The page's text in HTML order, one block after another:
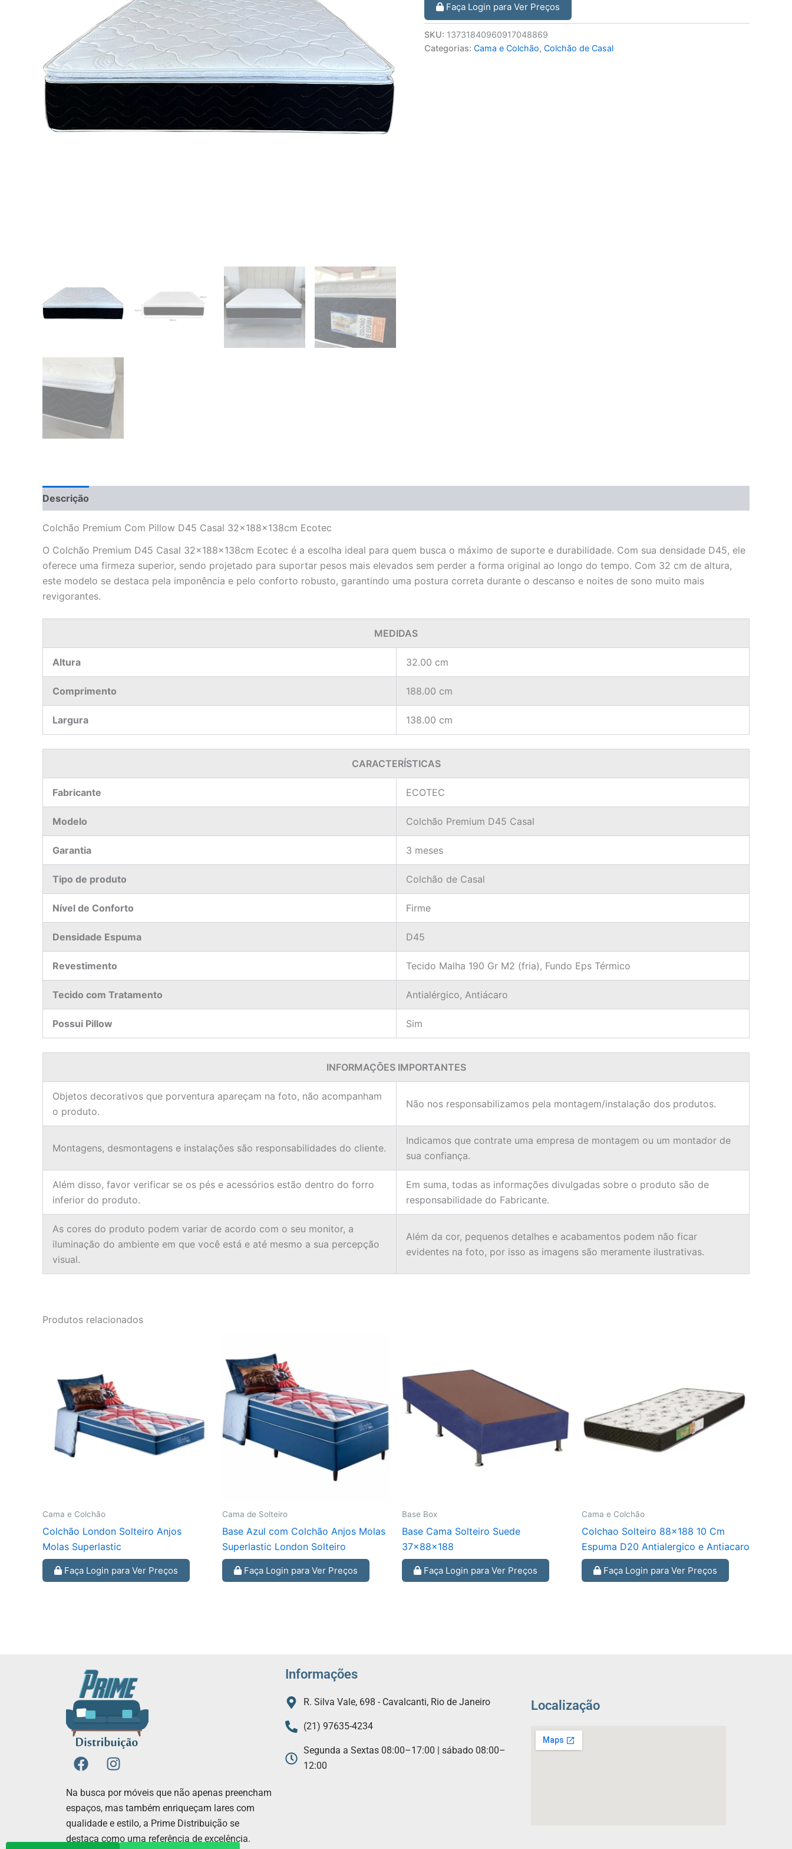
Faça Login para Ver Preços
SKU: 13731840960917048869
Categorias: Cama e Colchão, Colchão de Casal
Descrição
Colchão Premium Com Pillow D45 Casal 32x188x138cm Ecotec
O Colchão Premium D45 Casal 32x188x138cm Ecotec é a escolha ideal para quem busca o máximo de suporte e durabilidade. Com sua densidade D45, ele
oferece uma firmeza superior, sendo projetado para suportar pesos mais elevados sem perder a forma original ao longo do tempo. Com 32 cm de altura,
este modelo se destaca pela imponência e pelo conforto robusto, garantindo uma postura correta durante o descanso e noites de sono muito mais
revigorantes.
MEDIDAS
Altura 32.00 cm
Comprimento 188.00 cm
Largura 138.00 cm
CARACTERÍSTICAS
Fabricante ECOTEC
Modelo Colchão Premium D45 Casal
Garantia 3 meses
Tipo de produto Colchão de Casal
Nível de Conforto Firme
Densidade Espuma D45
Revestimento Tecido Malha 190 Gr M2 (fria), Fundo Eps Térmico
Tecido com Tratamento Antialérgico, Antiácaro
Possui Pillow Sim
INFORMAÇÕES IMPORTANTES
Objetos decorativos que porventura apareçam na foto, não acompanham
o produto.
Não nos responsabilizamos pela montagem/instalação dos produtos.
Montagens, desmontagens e instalações são responsabilidades do cliente.
Indicamos que contrate uma empresa de montagem ou um montador de
sua confiança.
Além disso, favor verificar se os pés e acessórios estão dentro do forro
inferior do produto.
Em suma, todas as informações divulgadas sobre o produto são de
responsabilidade do Fabricante.
As cores do produto podem variar de acordo com o seu monitor, a
iluminação do ambiente em que você está e até mesmo a sua percepção
visual.
Além da cor, pequenos detalhes e acabamentos podem não ficar
evidentes na foto, por isso as imagens são meramente ilustrativas.
Produtos relacionados
Cama e Colchão
Colchão London Solteiro Anjos
Molas Superlastic
Faça Login para Ver Preços
Cama de Solteiro
Base Azul com Colchão Anjos Molas
Superlastic London Solteiro
Faça Login para Ver Preços
Base Box
Base Cama Solteiro Suede
37x88x188
Faça Login para Ver Preços
Cama e Colchão
Colchao Solteiro 88×188 10 Cm
Espuma D20 Antialergico e Antiacaro
Faça Login para Ver Preços
F
a
c
e
b
o
o
I
n
t
a
g
r
Na busca por móveis que não apenas preencham
espaços, mas também enriqueçam lares com
qualidade e estilo, a Prime Distribuição se
destaca como uma referência de excelência.
Informações
R. Silva Vale, 698 - Cavalcanti, Rio de Janeiro
(21) 97635-4234
Segunda a Sextas 08:00–17:00 | sábado 08:00–
12:00
Localização